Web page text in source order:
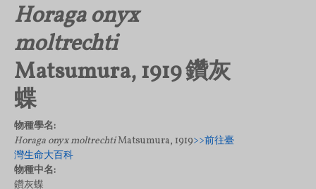
Horaga onyx
moltrechti
Matsumura, 1919 鑽灰
蝶
物種學名:
Horaga onyx moltrechtiMatsumura, 1919>>前往臺
灣生命大百科
物種中名:
鑽灰蝶